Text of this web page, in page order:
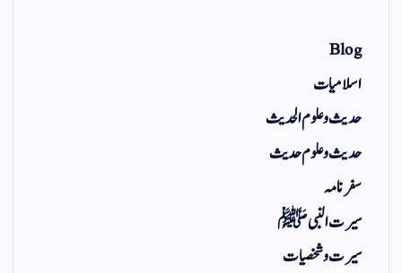
Blog
اسلامیات
حدیث و علوم الحدیث
حدیث و علوم حدیث
سفر نامہ
سیرت النبی ﷺ
سیرت و شخصیات